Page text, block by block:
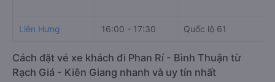
Liên Hưng 16:00 - 17:30 Quốc lộ 61
Cách đặt vé xe khách đi Phan Rí - Bình Thuận từ
Rạch Giá - Kiên Giang nhanh và uy tín nhất